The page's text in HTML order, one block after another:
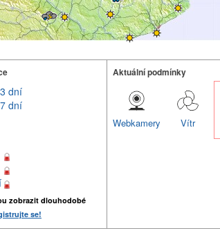
3 dní
7 dní
zobrazit dlouhodobé
se!
Aktuální podmínky
Vítr
Webkamery